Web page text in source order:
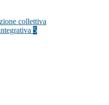
collettiva
5